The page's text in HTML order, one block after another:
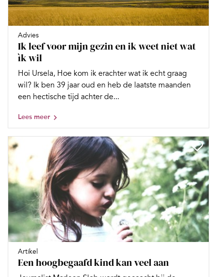
Advies
Ik leef voor mijn gezin en ik weet niet wat
ìk wil
Hoi Ursela, Hoe kom ik erachter wat ik echt graag
wil? Ik ben 39 jaar oud en heb de laatste maanden
een hectische tijd achter de...
Lees meer
Artikel
Een hoogbegaafd kind kan veel aan